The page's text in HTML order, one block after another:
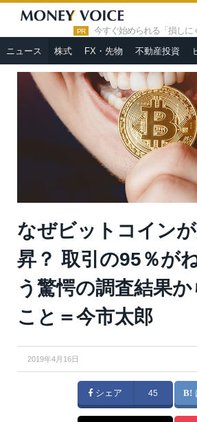
PR 今すぐ始められる「損しに
ニュース 株式 FX・先物 不動産投資
HOME » ニュース »
なぜビットコイン
95％がねつ造という驚愕の調査結果からわか
なぜビットコイン
昇？ 取引の95％が
う驚愕の調査結果
こと＝今市太郎
2019年4月16日
シェア 45